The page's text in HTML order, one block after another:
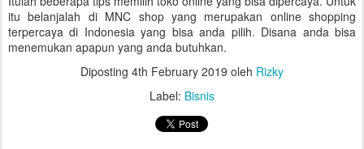
itu belanjalah di MNC shop yang merupakan online shopping
terpercaya di Indonesia yang bisa anda pilih. Disana anda bisa
menemukan apapun yang anda butuhkan.
Diposting 4th February 2019 oleh Rizky
Label: Bisnis